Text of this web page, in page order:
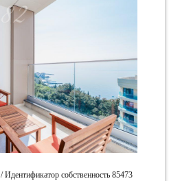
/ Идентификатор собственность 85473